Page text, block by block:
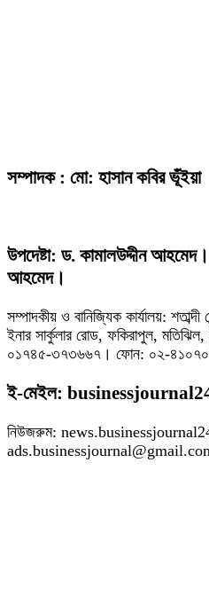
সম্পাদক : মো: হাসান কবির ভূঁইয়া
উপদেষ্টা: ড. কামালউদ্দীন
আহমেদ।
সম্পাদকীয় ও বানিজ্যিক কার্যালয়:
ইনার সার্কুলার রোড, ফকিরাপুল,
০১৭৪৫-৩৭৩৬৬৭। ফোন: ০২-
ই-মেইল:
নিউজরুম: